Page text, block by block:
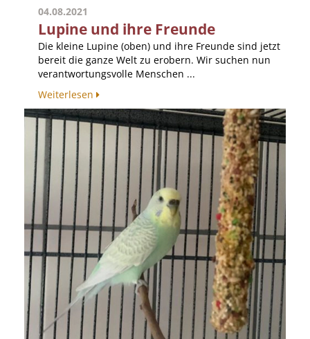
04.08.2021
Lupine und ihre Freunde
Die kleine Lupine (oben) und ihre Freunde sind jetzt
bereit die ganze Welt zu erobern. Wir suchen nun
verantwortungsvolle Menschen ...
Weiterlesen